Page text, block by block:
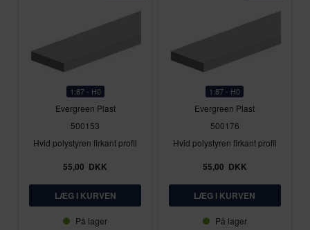
1:87 - H0
Evergreen Plast
500153
Hvid polystyren firkant profil
55,00 DKK
På lager
1:87 - H0
Evergreen Plast
500176
Hvid polystyren firkant profil
55,00 DKK
På lager